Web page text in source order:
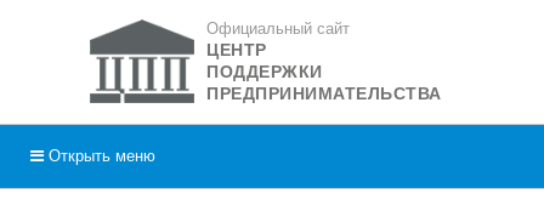
Официальный сайт
ЦЕНТР
ПОДДЕРЖКИ
ПРЕДПРИНИМАТЕЛЬСТВА
Открыть меню